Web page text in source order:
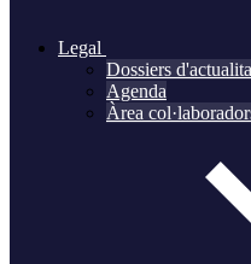
Legal
Dossiers
Agenda
Àrea